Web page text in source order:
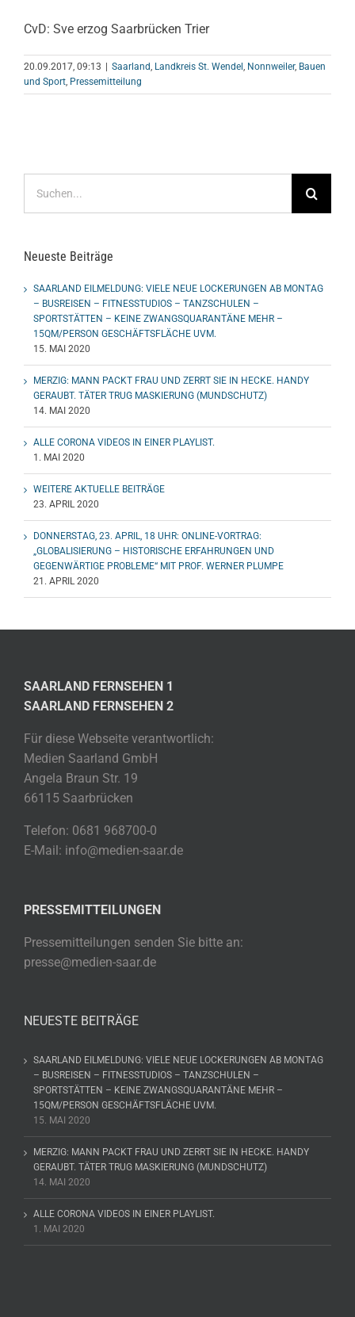
CvD: Sve erzog Saarbrücken Trier
20.09.2017, 09:13 Saarland, Landkreis St. Wendel , Nonnweiler, Bauen
und Sport, Pressemitteilung
nach:
Neueste Beiträge
SAARLAND EILMELDUNG: VIELE NEUE LOCKERUNGEN AB MONTAG
– BUSREISEN – FITNESSTUDIOS – TANZSCHULEN –
SPORTSTÄTTEN – KEINE ZWANGSQUARANTÄNE MEHR –
15QM/PERSON GESCHÄFTSFLÄCHE UVM.
15. MAI 2020
MERZIG: MANN PACKT FRAU UND ZERRT SIE IN HECKE. HANDY
GERAUBT. TÄTER TRUG MASKIERUNG (MUNDSCHUTZ)
14. MAI 2020
ALLE CORONA VIDEOS IN EINER PLAYLIST.
1. MAI 2020
WEITERE AKTUELLE BEITRÄGE
23. APRIL 2020
DONNERSTAG, 23. APRIL, 18 UHR: ONLINE-VORTRAG:
„GLOBALISIERUNG – HISTORISCHE ERFAHRUNGEN UND
GEGENWÄRTIGE PROBLEME“ MIT PROF. WERNER PLUMPE
21. APRIL 2020
SAARLAND FERNSEHEN 1
SAARLAND FERNSEHEN 2
Für diese Webseite verantwortlich:
Medien Saarland GmbH
Angela Braun Str. 19
66115 Saarbrücken
Telefon: 0681 968700-0
E-Mail: info@medien-saar.de
PRESSEMITTEILUNGEN
Pressemitteilungen senden Sie bitte an:
presse@medien-saar.de
NEUESTE BEITRÄGE
SAARLAND EILMELDUNG: VIELE NEUE LOCKERUNGEN AB MONTAG
– BUSREISEN – FITNESSTUDIOS – TANZSCHULEN –
SPORTSTÄTTEN – KEINE ZWANGSQUARANTÄNE MEHR –
15QM/PERSON GESCHÄFTSFLÄCHE UVM.
15. MAI 2020
MERZIG: MANN PACKT FRAU UND ZERRT SIE IN HECKE. HANDY
GERAUBT. TÄTER TRUG MASKIERUNG (MUNDSCHUTZ)
14. MAI 2020
ALLE CORONA VIDEOS IN EINER PLAYLIST.
1. MAI 2020